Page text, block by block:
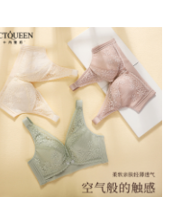
анти-обвисание
беременности
бюстгальтер тонкий
раздел грудного
вскармливания
верхняя поддержка
нижнее белье
женщины